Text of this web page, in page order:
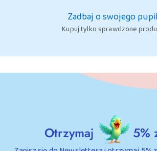
Zadbaj o swojego
Kupuj tylko sprawdzone
Otrzymaj 5%